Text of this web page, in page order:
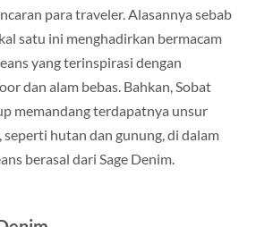
para traveler. Alasannya sebab
satu ini menghadirkan bermacam
yang terinspirasi dengan
dan alam bebas. Bahkan, Sobat
memandang terdapatnya unsur
seperti hutan dan gunung, di dalam
berasal dari Sage Denim.